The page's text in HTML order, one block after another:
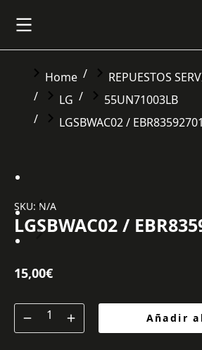
You are here:
Home
REPUESTOS
LG
55UN71003LB
LGSBWAC02 / EBR83592701
SKU: N/A
LGSBWAC02 /
15,00€
Añadir